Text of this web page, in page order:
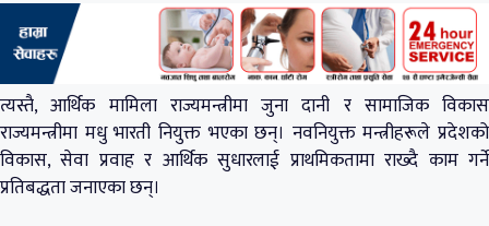
त्यस्तै, आर्थिक मामिला राज्यमन्त्रीमा जुना दानी र सामाजिक विकास
राज्यमन्त्रीमा मधु भारती नियुक्त भएका छन्। नवनियुक्त मन्त्रीहरूले प्रदेशको
विकास, सेवा प्रवाह र आर्थिक सुधारलाई प्राथमिकतामा राख्दै काम गर्ने
प्रतिबद्धता जनाएका छन्।